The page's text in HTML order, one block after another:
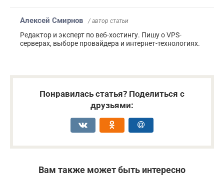
Алексей Смирнов / автор статьи
Редактор и эксперт по веб-хостингу. Пишу о VPS-
серверах, выборе провайдера и интернет-технологиях.
Понравилась статья? Поделиться с
друзьями:
Вам также может быть интересно